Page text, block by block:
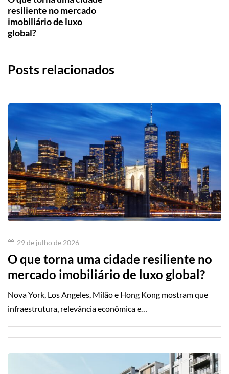
resiliente no mercado
imobiliário de luxo
global?
Posts relacionados
29 de julho de 2026
O que torna uma cidade resiliente no
mercado imobiliário de luxo global?
Nova York, Los Angeles, Milão e Hong Kong mostram que
infraestrutura, relevância econômica e…